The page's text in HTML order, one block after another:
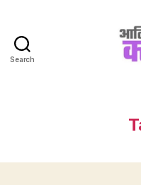
Search